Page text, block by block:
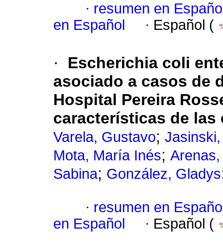
· resumen en
en Español
· Español (
·
Escherichia coli
asociado a casos de
Hospital Pereira
características de
Varela, Gustavo;
Mota, María Inés;
Sabina; González, Gladys
· resumen en
en Español
· Español (